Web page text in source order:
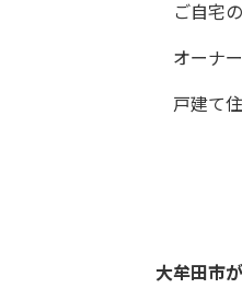
ご自宅の
オーナー
戸建て住
大牟田市